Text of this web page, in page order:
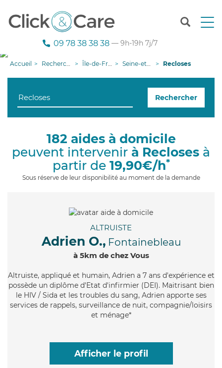
T
n
g
i
09 78 38 38 38 — 9h-19h 7j/7
Accueil Recherche aide à domicile Île-de-France Seine-et-Marne Recloses
Rechercher
182 aides à domicile
peuvent intervenir à Recloses à
partir de 19,90€/h*
Sous réserve de leur disponibilité au moment de la demande
ALTRUISTE
Adrien O., Fontainebleau
à 5km de chez Vous
Altruiste, appliqué et humain, Adrien a 7 ans d'expérience et
possède un diplôme d'Etat d'infirmier (DEI). Maitrisant bien
le HIV / Sida et les troubles du sang, Adrien apporte ses
services de rappels, surveillance de nuit, compagnie/loisirs
et ménage*
Afficher le profil